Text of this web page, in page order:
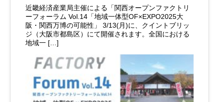
近畿経済産業局主催による「関西オープンファクトリ
ーフォーラム Vol.14「地域一体型OF×EXPO2025大
阪・関西万博の可能性」 3/13(月)に、クイントブリッ
ジ（大阪市都島区）にて開催されます。全国における
地域一 […]